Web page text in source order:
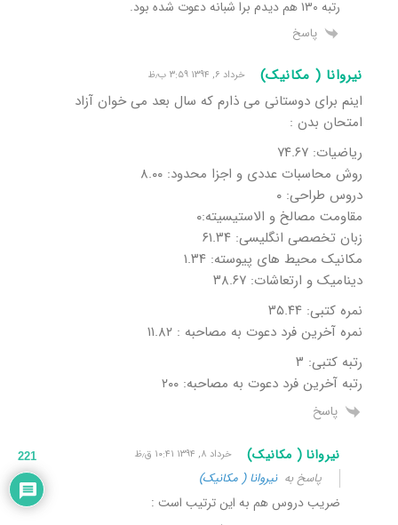
رتبه ۱۳۰ هم دیدم برا شبانه دعوت شده بود.
پاسخ
نیروانا ( مکانیک) خرداد ۶, ۱۳۹۴ ۳:۵۹ ب٫ظ
اینم برای دوستانی می ذارم که سال بعد می خوان آزاد
امتحان بدن :
ریاضیات: ۷۴.۶۷
روش محاسبات عددی و اجزا محدود: ۸.۰۰
دروس طراحی: ۰
مقاومت مصالخ و الاستیسیته:۰
زبان تخصصی انگلیسی: ۶۱.۳۴
مکانیک محیط های پیوسته: ۱.۳۴
دینامیک و ارتعاشات: ۳۸.۶۷
نمره کتبی: ۳۵.۴۴
نمره آخرین فرد دعوت به مصاحبه : ۱۱.۸۲
رتبه کتبی: ۳
رتبه آخرین فرد دعوت به مصاحبه: ۲۰۰
پاسخ
نیروانا ( مکانیک) خرداد ۸, ۱۳۹۴ ۱۰:۴۱ ق٫ظ
پاسخ بهنیروانا ( مکانیک)
ضریب دروس هم به این ترتیب است :
221